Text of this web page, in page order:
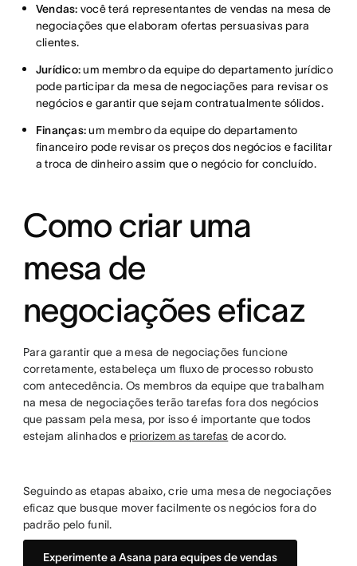
Vendas: você terá representantes de vendas na mesa de
negociações que elaboram ofertas persuasivas para
clientes.
Jurídico:um membro da equipe do departamento jurídico
pode participar da mesa de negociações para revisar os
negócios e garantir que sejam contratualmente sólidos.
Finanças:um membro da equipe do departamento
financeiro pode revisar os preços dos negócios e facilitar
a troca de dinheiro assim que o negócio for concluído.
Como criar uma
mesa de
negociações eficaz
Para garantir que a mesa de negociações funcione
corretamente, estabeleça um fluxo de processo robusto
com antecedência. Os membros da equipe que trabalham
na mesa de negociações terão tarefas fora dos negócios
que passam pela mesa, por isso é importante que todos
estejam alinhados e priorizem as tarefas de acordo.
Seguindo as etapas abaixo, crie uma mesa de negociações
eficaz que busque mover facilmente os negócios fora do
padrão pelo funil.
Experimente a Asana para equipes de vendas